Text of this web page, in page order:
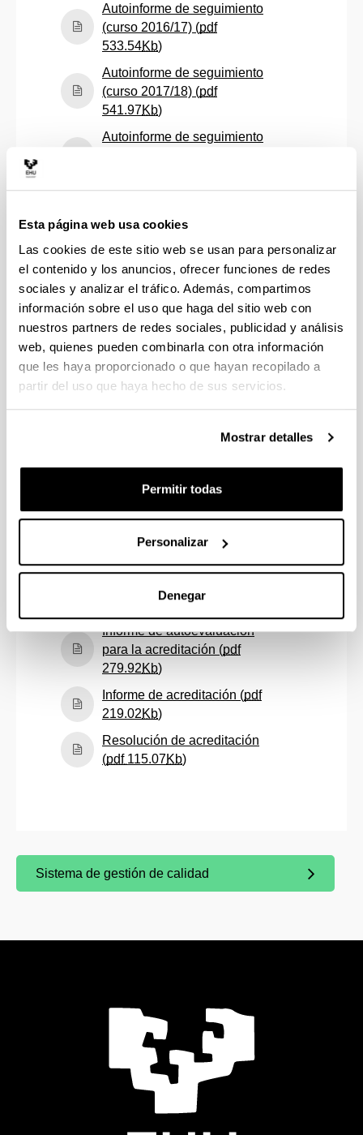
Esta página web usa cookies
Las cookies de este sitio web se usan para personalizar
el contenido y los anuncios, ofrecer funciones de redes
sociales y analizar el tráfico. Además, compartimos
información sobre el uso que haga del sitio web con
nuestros partners de redes sociales, publicidad y análisis
web, quienes pueden combinarla con otra información
que les haya proporcionado o que hayan recopilado a
partir del uso que haya hecho de sus servicios.
Mostrar detalles
Permitir todas
Personalizar
Denegar
Autoinforme de seguimiento
(curso 2016/17) (pdf
533.54Kb)(Abre una nueva ventana)
Autoinforme de seguimiento
(curso 2017/18) (pdf
541.97Kb)(Abre una nueva ventana)
Autoinforme de seguimiento
(curso 2019/20) (
Autoinforme de seguimiento
(curso 2020/21) (pdf
430.15
(Abre una nueva ventana)
Autoinforme de seguimiento
(curso 2021/22) (pdf
457.03Kb)(Abre una nueva ventana)
Autoinforme de seguimiento
(curso 2022/23) (pdf
(Abre una nueva ventana)
Kb)(Abre una nueva ventana)
Autoinforme de seguimiento
(curso 2024/25) (pdf
(curso 2016/17) (pdf
Informe de autoevaluación
para la acreditación (pdf
279.92Kb)(Abre una nueva ventana)
Informe de acreditación (pdf
219.02Kb)(Abre una nueva ventana)
Resolución de acreditación
(pdf 115.07Kb)(Abre una nueva ventana)
(Abre una nueva ventana)
Sistema de gestión de calidad